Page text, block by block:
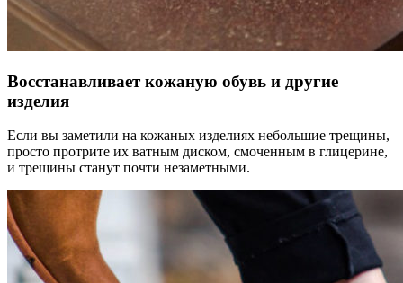
Восстанавливает кожаную обувь и другие
изделия
Если вы заметили на кожаных изделиях небольшие трещины,
просто протрите их ватным диском, смоченным в глицерине,
и трещины станут почти незаметными.